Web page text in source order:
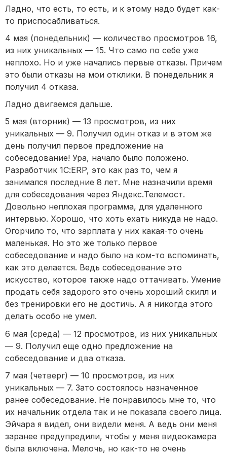
Ладно, что есть, то есть, и к этому надо будет как-
то приспосабливаться.
4 мая (понедельник) — количество просмотров 16,
из них уникальных — 15. Что само по себе уже
неплохо. Но и уже начались первые отказы. Причем
это были отказы на мои отклики. В понедельник я
получил 4 отказа.
Ладно двигаемся дальше.
5 мая (вторник) — 13 просмотров, из них
уникальных — 9. Получил один отказ и в этом же
день получил первое предложение на
собеседование! Ура, начало было положено.
Разработчик 1С:ERP, это как раз то, чем я
занимался последние 8 лет. Мне назначили время
для собеседования через Яндекс.Телемост.
Довольно неплохая программа, для удаленного
интервью. Хорошо, что хоть ехать никуда не надо.
Огорчило то, что зарплата у них какая-то очень
маленькая. Но это же только первое
собеседование и надо было на ком-то вспоминать,
как это делается. Ведь собеседование это
искусство, которое также надо оттачивать. Умение
продать себя задорого это очень хороший скилл и
без тренировки его не достичь. А я никогда этого
делать особо не умел.
6 мая (среда) — 12 просмотров, из них уникальных
— 9. Получил еще одно предложение на
собеседование и два отказа.
7 мая (четверг) — 10 просмотров, из них
уникальных — 7. Зато состоялось назначенное
ранее собеседование. Не понравилось мне то, что
их начальник отдела так и не показала своего лица.
Эйчара я видел, они видели меня. А ведь они меня
заранее предупредили, чтобы у меня видеокамера
была включена. Мелочь, но как-то не очень